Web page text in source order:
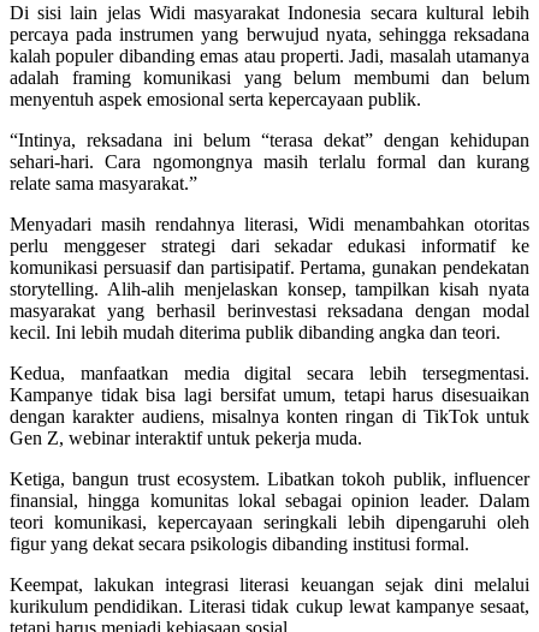
Di sisi lain jelas Widi masyarakat Indonesia secara kultural lebih
percaya pada instrumen yang berwujud nyata, sehingga reksadana
kalah populer dibanding emas atau properti. Jadi, masalah utamanya
adalah framing komunikasi yang belum membumi dan belum
menyentuh aspek emosional serta kepercayaan publik.
“Intinya, reksadana ini belum “terasa dekat” dengan kehidupan
sehari-hari. Cara ngomongnya masih terlalu formal dan kurang
relate sama masyarakat.”
Menyadari masih rendahnya literasi, Widi menambahkan otoritas
perlu menggeser strategi dari sekadar edukasi informatif ke
komunikasi persuasif dan partisipatif. Pertama, gunakan pendekatan
storytelling. Alih-alih menjelaskan konsep, tampilkan kisah nyata
masyarakat yang berhasil berinvestasi reksadana dengan modal
kecil. Ini lebih mudah diterima publik dibanding angka dan teori.
Kedua, manfaatkan media digital secara lebih tersegmentasi.
Kampanye tidak bisa lagi bersifat umum, tetapi harus disesuaikan
dengan karakter audiens, misalnya konten ringan di TikTok untuk
Gen Z, webinar interaktif untuk pekerja muda.
Ketiga, bangun trust ecosystem. Libatkan tokoh publik, influencer
finansial, hingga komunitas lokal sebagai opinion leader. Dalam
teori komunikasi, kepercayaan seringkali lebih dipengaruhi oleh
figur yang dekat secara psikologis dibanding institusi formal.
Keempat, lakukan integrasi literasi keuangan sejak dini melalui
kurikulum pendidikan. Literasi tidak cukup lewat kampanye sesaat,
tetapi harus menjadi kebiasaan sosial.